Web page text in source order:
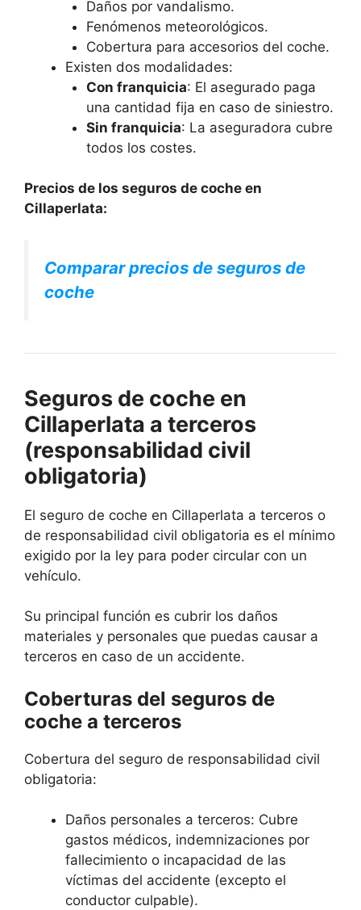
Daños por vandalismo.
Fenómenos meteorológicos.
Cobertura para accesorios del coche.
Existen dos modalidades:
Con franquicia: El asegurado paga
una cantidad fija en caso de siniestro.
Sin franquicia: La aseguradora cubre
todos los costes.
Precios de los seguros de coche en
Cillaperlata:
Comparar precios de seguros de
coche
Seguros de coche en
Cillaperlata a terceros
(responsabilidad civil
obligatoria)
El seguro de coche en Cillaperlata a terceros o
de responsabilidad civil obligatoria es el mínimo
exigido por la ley para poder circular con un
vehículo.
Su principal función es cubrir los daños
materiales y personales que puedas causar a
terceros en caso de un accidente.
Coberturas del seguros de
coche a terceros
Cobertura del seguro de responsabilidad civil
obligatoria:
Daños personales a terceros: Cubre
gastos médicos, indemnizaciones por
fallecimiento o incapacidad de las
víctimas del accidente (excepto el
conductor culpable).